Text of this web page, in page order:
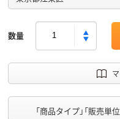
数量
「商品タイプ」「販売単